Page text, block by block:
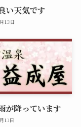
い天気です
13日
が降っています
11日